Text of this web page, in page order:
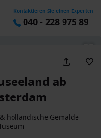
Kontaktieren Sie einen Experten
040 - 228 975 89
ab
holländische Gemälde-